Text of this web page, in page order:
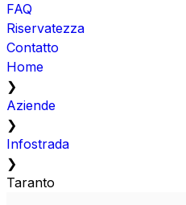
FAQ
Riservatezza
Contatto
Home
❯
Aziende
❯
Infostrada
❯
Taranto